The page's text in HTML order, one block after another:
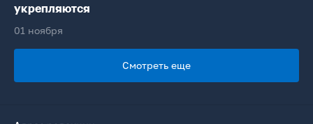
укрепляются
01 ноября
Смотреть еще